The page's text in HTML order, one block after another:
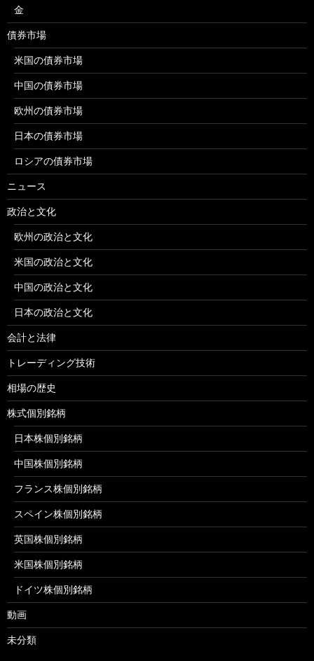
金
債券市場
米国の債券市場
中国の債券市場
欧州の債券市場
日本の債券市場
ロシアの債券市場
ニュース
政治と文化
欧州の政治と文化
米国の政治と文化
中国の政治と文化
日本の政治と文化
会計と法律
トレーディング技術
相場の歴史
株式個別銘柄
日本株個別銘柄
中国株個別銘柄
フランス株個別銘柄
スペイン株個別銘柄
英国株個別銘柄
米国株個別銘柄
ドイツ株個別銘柄
動画
未分類